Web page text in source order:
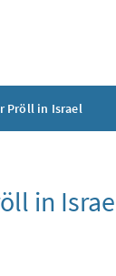
Pröll in Israel
in